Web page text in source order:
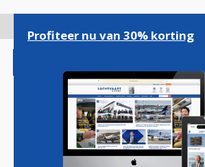
gaan
Magazine Podcasts
Profiteer nu van 30% korting